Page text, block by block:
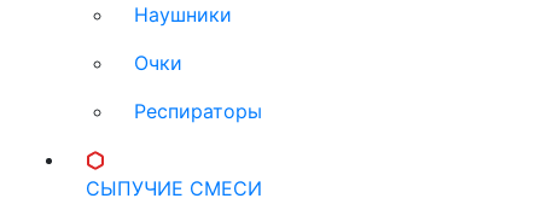
Наушники
Очки
Респираторы
СЫПУЧИЕ СМЕСИ